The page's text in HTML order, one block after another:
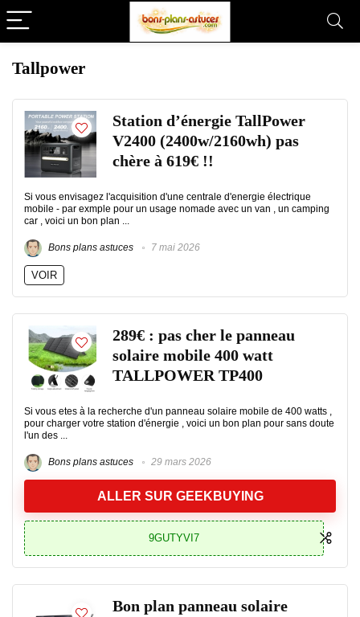
Tallpower
Station d’énergie TallPower
V2400 (2400w/2160wh) pas
chère à 619€ !!
Si vous envisagez l'acquisition d'une centrale d'energie électrique
mobile - par exmple pour un usage nomade avec un van , un camping
car , voici un bon plan ...
Bons plans astuces 7 mai 2026
VOIR
289€ : pas cher le panneau
solaire mobile 400 watt
TALLPOWER TP400
Si vous etes à la recherche d'un panneau solaire mobile de 400 watts ,
pour charger votre station d'énergie , voici un bon plan pour sans doute
l'un des ...
Bons plans astuces 29 mars 2026
ALLER SUR GEEKBUYING
9GUTYVI7
Bon plan panneau solaire